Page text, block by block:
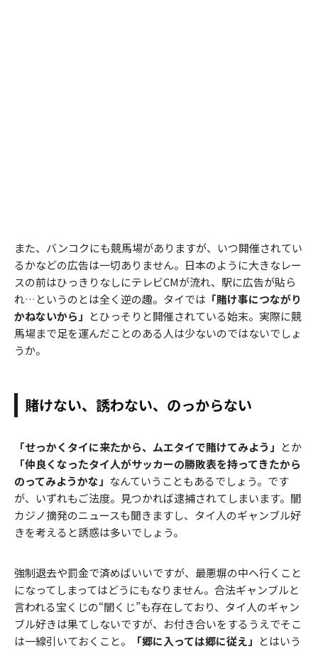
また、バンコクにも競馬場がありますが、いつ開催されてい
るかなどの広告は一切ありません。日本のように大きなレー
スの前はひっきりなしにテレビCMが流れ、駅に広告が貼ら
れ…というのとは全く逆の趣。タイでは 「賭け事につながり
かねないから」 とひっそりと開催されている始末。実際に競
馬場まで足を運んだことのある人は少ないのではないでしょ
うか。
賭けない、誘わない、のっからない
「せっかくタイに来たから、ムエタイで賭けてみよう」 とか
「仲良くなったタイ人がサッカーの勝敗表を持ってきたから
のってみようかな」 なんていうこともあるでしょう。です
が、いずれもご法度。見つかれば逮捕されてしまいます。闇
カジノ摘発のニュースも聞きますし、タイ人のギャンブル好
きを考えると誘惑は多いでしょう。
強制退去や罰金で済めばいいですが、最悪塀の中へ行くこと
になってしまってはどうにもなりません。合法ギャンブルと
言われる宝くじの“闇くじ”も存在しており、タイ人のギャン
ブル好きは果てしないですが、お付き合いをするうえでそこ
は一線引いておくこと。
「郷に入っては郷に従え」 とはいう